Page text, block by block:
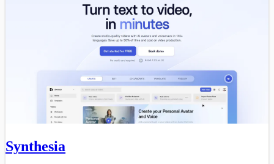
Synthesia